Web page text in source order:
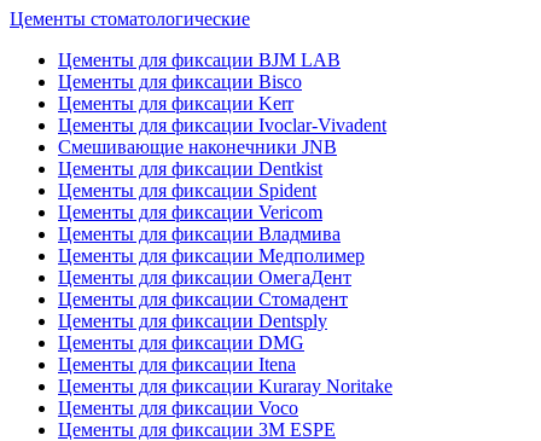
Цементы стоматологические
Цементы для фиксации BJM LAB
Цементы для фиксации Bisco
Цементы для фиксации Kerr
Цементы для фиксации Ivoclar-Vivadent
Смешивающие наконечники JNB
Цементы для фиксации Dentkist
Цементы для фиксации Spident
Цементы для фиксации Vericom
Цементы для фиксации Владмива
Цементы для фиксации Медполимер
Цементы для фиксации ОмегаДент
Цементы для фиксации Стомадент
Цементы для фиксации Dentsply
Цементы для фиксации DMG
Цементы для фиксации Itena
Цементы для фиксации Kuraray Noritake
Цементы для фиксации Voco
Цементы для фиксации 3M ESPE